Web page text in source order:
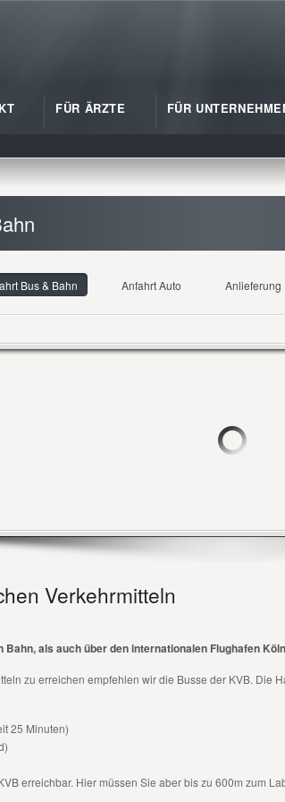
FÜR ÄRZTE FÜR
Bus & Bahn Anfahrt Auto Anlieferung
Verkehrmitteln
als auch über den internationalen Flughafen
zu erreichen empfehlen wir die Busse der KVB. Die
25 Minuten)
erreichbar. Hier müssen Sie aber bis zu 600m zum